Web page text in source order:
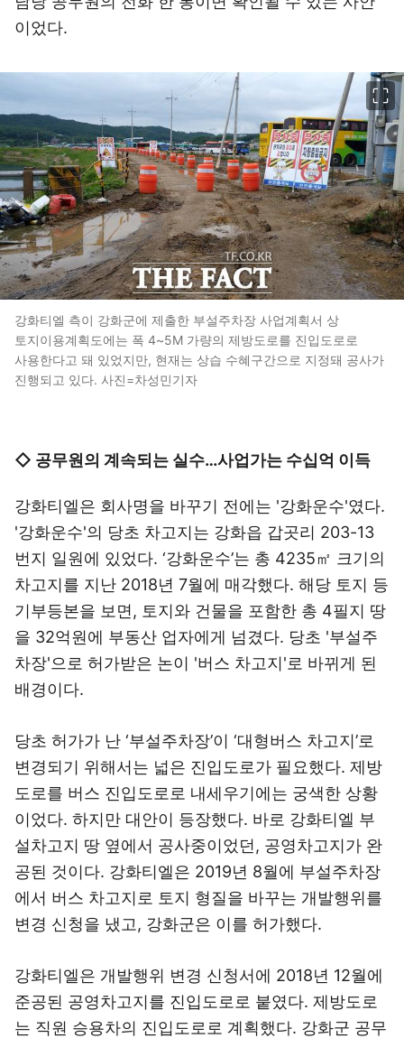
이었다.
강화티엘 측이 강화군에 제출한 부설주차장 사업계획서 상
토지이용계획도에는 폭 4~5M 가량의 제방도로를 진입도로로
사용한다고 돼 있었지만, 현재는 상습 수혜구간으로 지정돼 공사가
진행되고 있다. 사진=차성민기자
◇ 공무원의 계속되는 실수…사업가는 수십억 이득
강화티엘은 회사명을 바꾸기 전에는 '강화운수'였다.
'강화운수'의 당초 차고지는 강화읍 갑곳리 203-13
번지 일원에 있었다. ‘강화운수’는 총 4235㎡ 크기의
차고지를 지난 2018년 7월에 매각했다. 해당 토지 등
기부등본을 보면, 토지와 건물을 포함한 총 4필지 땅
을 32억원에 부동산 업자에게 넘겼다. 당초 '부설주
차장'으로 허가받은 논이 '버스 차고지'로 바뀌게 된
배경이다.
당초 허가가 난 ‘부설주차장’이 ‘대형버스 차고지’로
변경되기 위해서는 넓은 진입도로가 필요했다. 제방
도로를 버스 진입도로로 내세우기에는 궁색한 상황
이었다. 하지만 대안이 등장했다. 바로 강화티엘 부
설차고지 땅 옆에서 공사중이었던, 공영차고지가 완
공된 것이다. 강화티엘은 2019년 8월에 부설주차장
에서 버스 차고지로 토지 형질을 바꾸는 개발행위를
변경 신청을 냈고, 강화군은 이를 허가했다.
강화티엘은 개발행위 변경 신청서에 2018년 12월에
준공된 공영차고지를 진입도로로 붙였다. 제방도로
는 직원 승용차의 진입도로로 계획했다. 강화군 공무